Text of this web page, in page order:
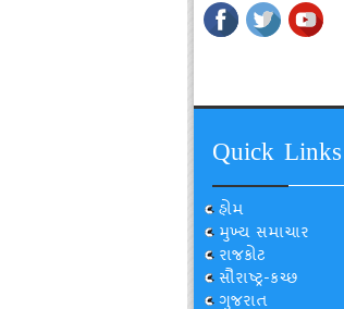
Quick Links
હોમ
મુખ્ય સમાચાર
રાજકોટ
સૌરાષ્ટ્ર-કચ્છ
ગુજરાત